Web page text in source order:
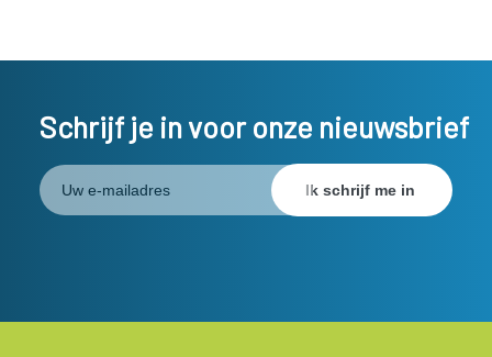
Schrijf je in voor onze nieuwsbrief